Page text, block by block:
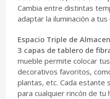
Cambia entre distintas
adaptar la iluminación a
Espacio Triple de
3 capas de tablero de
mueble permite colocar
decorativos favoritos,
plantas, etc. Cada estante
para cualquier rincón de tu